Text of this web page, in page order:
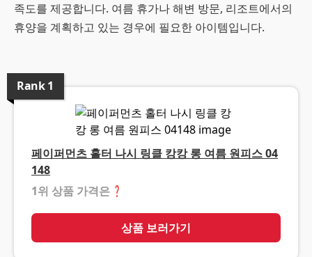
족도를 제공합니다. 여름 휴가나 해변 방문, 리조트에서의
휴양을 계획하고 있는 경우에 필요한 아이템입니다.
Rank1
페이퍼먼츠 홀터 나시 링클 캉캉 롱 여름 원피스 04
148
1위 상품 가격은 ❓
상품 보러가기